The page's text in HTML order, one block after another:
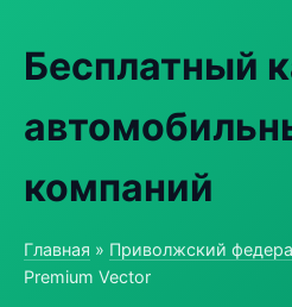
Бесплатный
компаний
Главная » Приволжский
Premium Vector